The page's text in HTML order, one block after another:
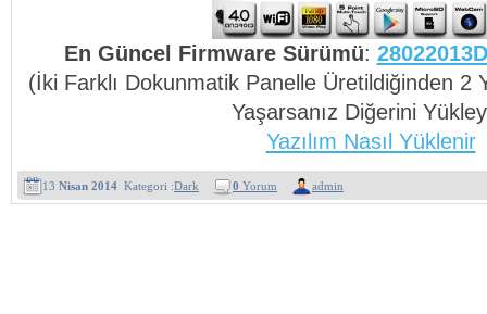
En Güncel Firmware Sürümü:
(İki Farklı Dokunmatik Panelle Üretildiğinden 2
Yaşarsanız Diğerini
Yazılım Nasıl Yüklenir
13 Nisan 2014 Kategori :Dark 0 Yorum admin